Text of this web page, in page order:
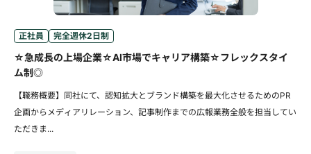
正社員 完全週休2日制
☆急成長の上場企業☆AI市場でキャリア構築☆フレックスタイ
ム制◎
【職務概要】同社にて、認知拡大とブランド構築を最大化させるためのPR
企画からメディアリレーション、記事制作までの広報業務全般を担当してい
ただきま...